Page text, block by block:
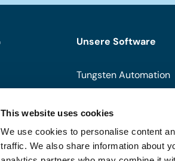
This website uses cookies
We use cookies to personalise content
traffic. We also share information about
Unsere Software
Tungsten Automation
Routty